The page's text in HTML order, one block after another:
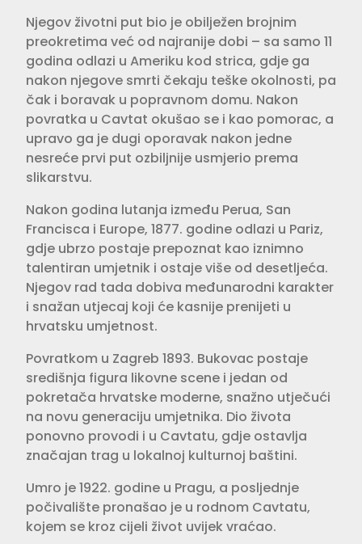
Njegov životni put bio je obilježen brojnim
preokretima već od najranije dobi – sa samo 11
godina odlazi u Ameriku kod strica, gdje ga
nakon njegove smrti čekaju teške okolnosti, pa
čak i boravak u popravnom domu. Nakon
povratka u Cavtat okušao se i kao pomorac, a
upravo ga je dugi oporavak nakon jedne
nesreće prvi put ozbiljnije usmjerio prema
slikarstvu.
Nakon godina lutanja između Perua, San
Francisca i Europe, 1877. godine odlazi u Pariz,
gdje ubrzo postaje prepoznat kao iznimno
talentiran umjetnik i ostaje više od desetljeća.
Njegov rad tada dobiva međunarodni karakter
i snažan utjecaj koji će kasnije prenijeti u
hrvatsku umjetnost.
Povratkom u Zagreb 1893. Bukovac postaje
središnja figura likovne scene i jedan od
pokretača hrvatske moderne, snažno utječući
na novu generaciju umjetnika. Dio života
ponovno provodi i u Cavtatu, gdje ostavlja
značajan trag u lokalnoj kulturnoj baštini.
Umro je 1922. godine u Pragu, a posljednje
počivalište pronašao je u rodnom Cavtatu,
kojem se kroz cijeli život uvijek vraćao.